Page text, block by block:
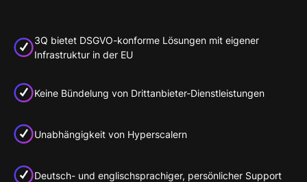
3Q bietet DSGVO-konforme Lösungen mit eigener
Infrastruktur in der EU
Keine Bündelung von Drittanbieter-Dienstleistungen
Unabhängigkeit von Hyperscalern
Deutsch- und englischsprachiger, persönlicher Support